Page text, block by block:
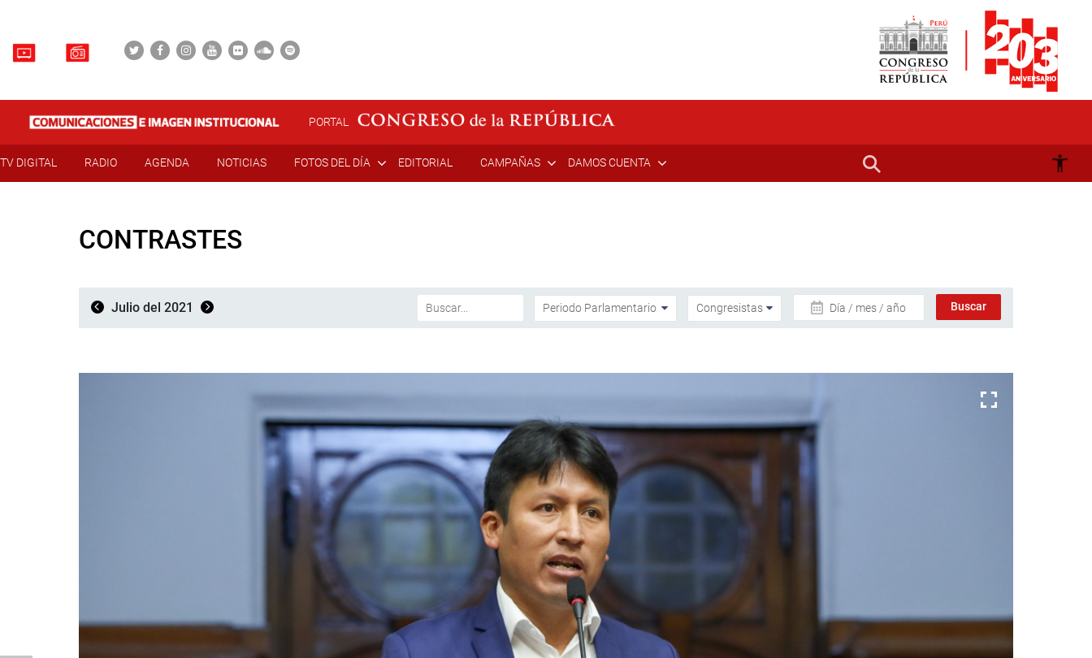
PORTAL
TV DIGITAL RADIO AGENDA NOTICIAS FOTOS DEL DÍA EDITORIAL CAMPAÑAS DAMOS CUENTA
CONTRASTES
Julio del 2021 Día / mes / año